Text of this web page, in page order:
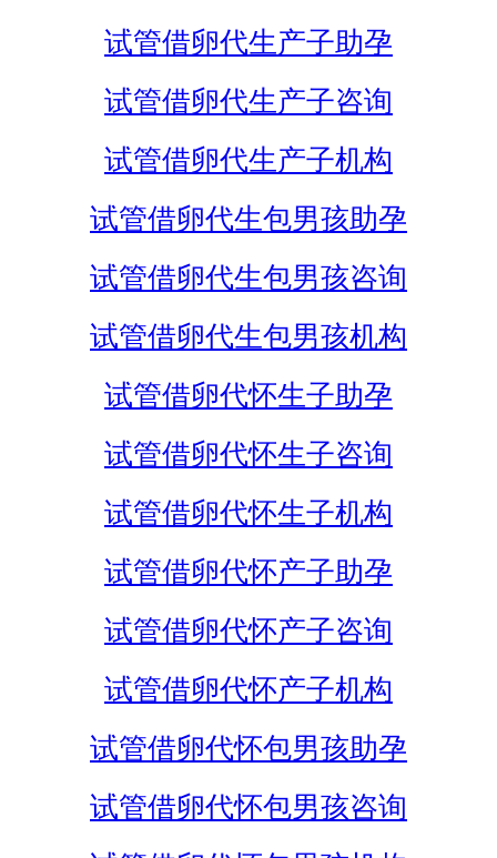
试管借卵代生产子助孕
试管借卵代生产子咨询
试管借卵代生产子机构
试管借卵代生包男孩助孕
试管借卵代生包男孩咨询
试管借卵代生包男孩机构
试管借卵代怀生子助孕
试管借卵代怀生子咨询
试管借卵代怀生子机构
试管借卵代怀产子助孕
试管借卵代怀产子咨询
试管借卵代怀产子机构
试管借卵代怀包男孩助孕
试管借卵代怀包男孩咨询